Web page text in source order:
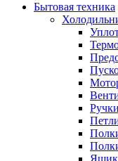
Бытовая техника